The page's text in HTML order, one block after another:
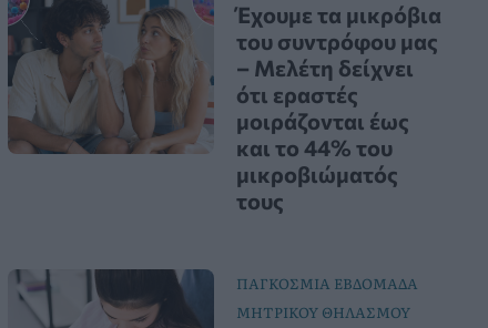
Έχουμε τα μικρόβια
του συντρόφου μας
– Μελέτη δείχνει
ότι εραστές
μοιράζονται έως
και το 44% του
μικροβιώματός
τους
ΠΑΓΚΟΣΜΙΑ ΕΒΔΟΜΑΔΑ
ΜΗΤΡΙΚΟΥ ΘΗΛΑΣΜΟΥ